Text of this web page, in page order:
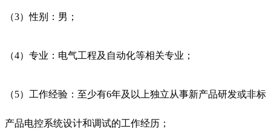
（3）性别：男；
（4）专业：电气工程及自动化等相关专业；
（5）工作经验：至少有6年及以上独立从事新产品研发或非标
产品电控系统设计和调试的工作经历；